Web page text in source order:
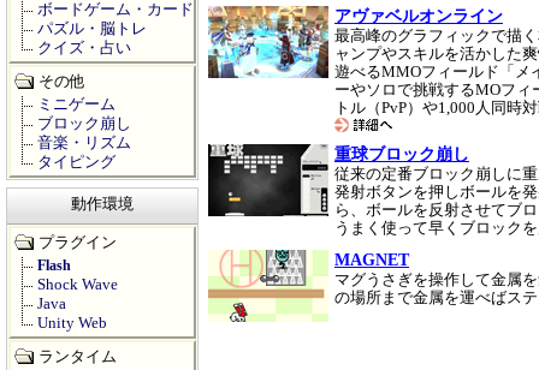
アヴァベルオンライン
最高峰のグラフィックで描
ャンプやスキルを活かした
遊べるMMOフィールド「メ
ーやソロで挑戦するMOフ
トル（PvP）や1,000人同時
重球ブロック崩し
従来の定番ブロック崩しに
発射ボタンを押しボールを
ら、ボールを反射させてブ
うまく使って早くブロック
MAGNET
マグうさぎを操作して金属
の場所まで金属を運べばス
ボードゲーム・カード
パズル・脳トレ
クイズ・占い
その他
ミニゲーム
ブロック崩し
音楽・リズム
タイピング
動作環境
プラグイン
Flash
Shock Wave
Java
Unity Web
ランタイム